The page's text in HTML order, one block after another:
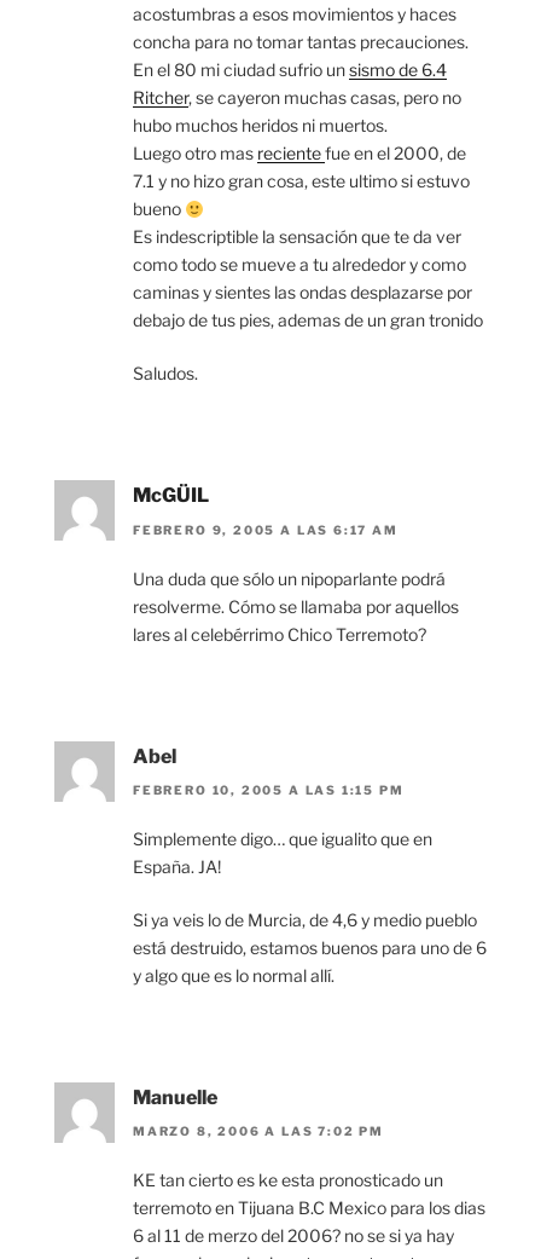
acostumbras a esos movimientos y haces
concha para no tomar tantas precauciones.
En el 80 mi ciudad sufrio unsismo de 6.4
Ritcher, se cayeron muchas casas, pero no
hubo muchos heridos ni muertos.
Luego otro mas recientefue en el 2000, de
7.1 y no hizo gran cosa, este ultimo si estuvo
bueno
Es indescriptible la sensación que te da ver
como todo se mueve a tu alrededor y como
caminas y sientes las ondas desplazarse por
debajo de tus pies, ademas de un gran tronido
Saludos.
McGÜIL
FEBRERO 9, 2005 A LAS 6:17 AM
Una duda que sólo un nipoparlante podrá
resolverme. Cómo se llamaba por aquellos
lares al celebérrimo Chico Terremoto?
Abel
FEBRERO 10, 2005 A LAS 1:15 PM
Simplemente digo… que igualito que en
España. JA!
Si ya veis lo de Murcia, de 4,6 y medio pueblo
está destruido, estamos buenos para uno de 6
y algo que es lo normal allí.
Manuelle
MARZO 8, 2006 A LAS 7:02 PM
KE tan cierto es ke esta pronosticado un
terremoto en Tijuana B.C Mexico para los dias
6 al 11 de merzo del 2006? no se si ya hay